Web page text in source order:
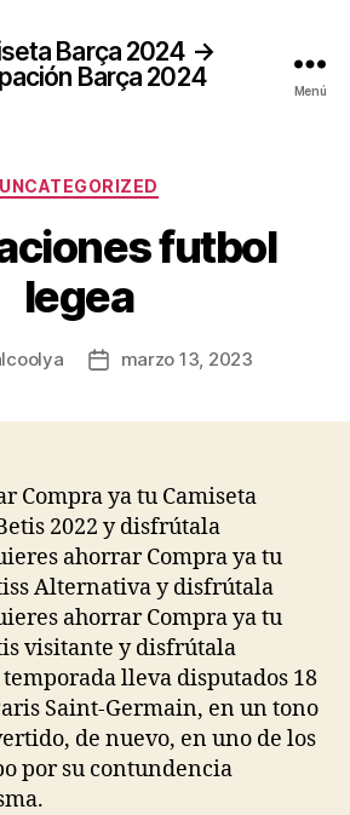
Barça 2024 →
Barça 2024
Menú
Categorías
UNCATEGORIZED
futbol
legea
Fechamarzo 13, 2023
Compra ya tu Camiseta
2022 y disfrútala
ahorrar Compra ya tu
Alternativa y disfrútala
ahorrar Compra ya tu
visitante y disfrútala
lleva disputados 18
Saint-Germain, en un tono
de nuevo, en uno de los
por su contundencia